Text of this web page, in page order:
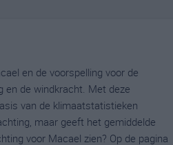
en de voorspelling voor de
en de windkracht. Met deze
van de klimaatstatistieken
maar geeft het gemiddelde
voor Macael zien? Op de pagina